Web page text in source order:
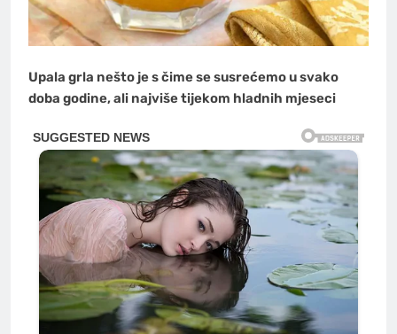
Upala grla nešto je s čime se susrećemo u svako
doba godine, ali najviše tijekom hladnih mjeseci